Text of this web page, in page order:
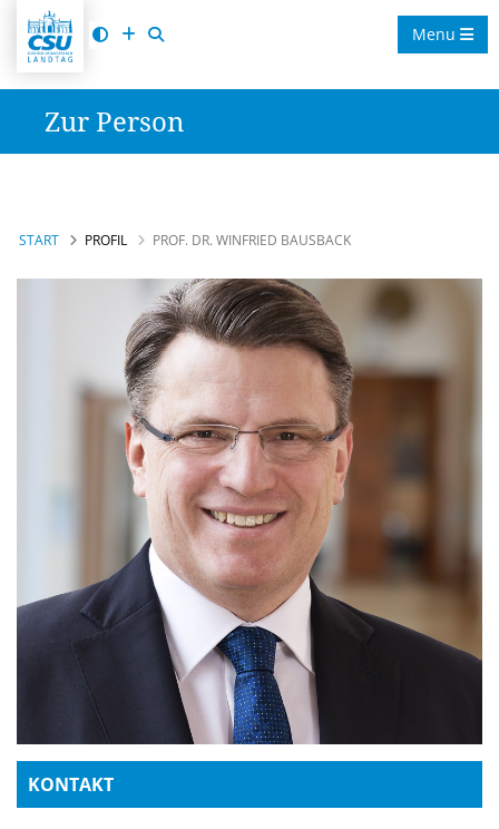
Menu
Zur Person
START PROFIL PROF. DR. WINFRIED BAUSBACK
KONTAKT